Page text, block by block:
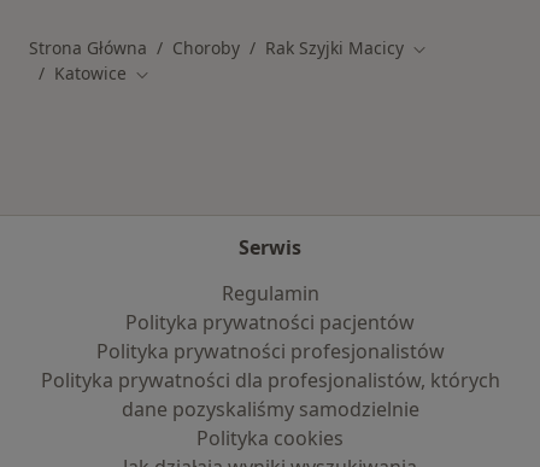
Strona Główna Choroby Rak Szyjki Macicy Zmień miasto
Katowice Zmień miasto
Serwis
Regulamin
Polityka prywatności pacjentów
Polityka prywatności profesjonalistów
Polityka prywatności dla profesjonalistów, których
dane pozyskaliśmy samodzielnie
Polityka cookies